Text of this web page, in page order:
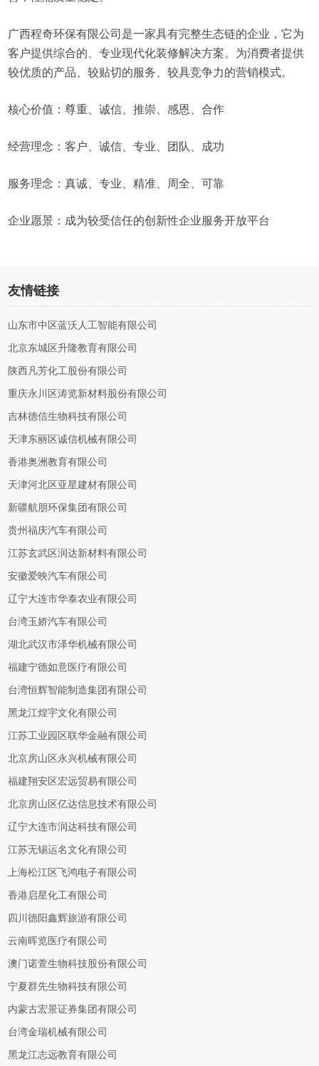
广西程奇环保有限公司是一家具有完整生态链的企业，它为
客户提供综合的、专业现代化装修解决方案。为消费者提供
较优质的产品、较贴切的服务、较具竞争力的营销模式。
核心价值：尊重、诚信、推崇、感恩、合作
经营理念：客户、诚信、专业、团队、成功
服务理念：真诚、专业、精准、周全、可靠
企业愿景：成为较受信任的创新性企业服务开放平台
友情链接
山东市中区蓝沃人工智能有限公司
北京东城区升隆教育有限公司
陕西凡芳化工股份有限公司
重庆永川区涛览新材料股份有限公司
吉林德信生物科技有限公司
天津东丽区诚信机械有限公司
香港奥洲教育有限公司
天津河北区亚星建材有限公司
新疆航朋环保集团有限公司
贵州福庆汽车有限公司
江苏玄武区润达新材料有限公司
安徽爱映汽车有限公司
辽宁大连市华泰农业有限公司
台湾玉娇汽车有限公司
湖北武汉市泽华机械有限公司
福建宁德如意医疗有限公司
台湾恒辉智能制造集团有限公司
黑龙江煌宇文化有限公司
江苏工业园区联华金融有限公司
北京房山区永兴机械有限公司
福建翔安区宏远贸易有限公司
北京房山区亿达信息技术有限公司
辽宁大连市润达科技有限公司
江苏无锡运名文化有限公司
上海松江区飞鸿电子有限公司
香港启星化工有限公司
四川德阳鑫辉旅游有限公司
云南晖览医疗有限公司
澳门诺萱生物科技股份有限公司
宁夏群先生物科技有限公司
内蒙古宏景证券集团有限公司
台湾金瑞机械有限公司
黑龙江志远教育有限公司